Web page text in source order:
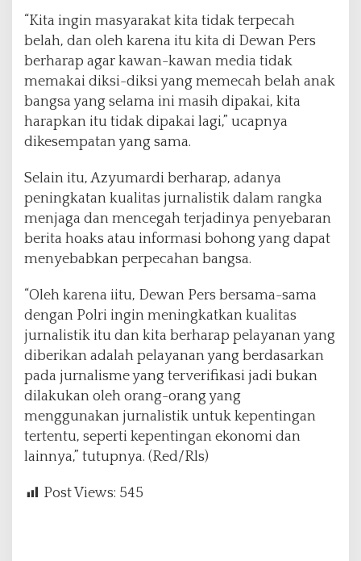
“Kita ingin masyarakat kita tidak terpecah
belah, dan oleh karena itu kita di Dewan Pers
berharap agar kawan-kawan media tidak
memakai diksi-diksi yang memecah belah anak
bangsa yang selama ini masih dipakai, kita
harapkan itu tidak dipakai lagi,” ucapnya
dikesempatan yang sama.
Selain itu, Azyumardi berharap, adanya
peningkatan kualitas jurnalistik dalam rangka
menjaga dan mencegah terjadinya penyebaran
berita hoaks atau informasi bohong yang dapat
menyebabkan perpecahan bangsa.
“Oleh karena iitu, Dewan Pers bersama-sama
dengan Polri ingin meningkatkan kualitas
jurnalistik itu dan kita berharap pelayanan yang
diberikan adalah pelayanan yang berdasarkan
pada jurnalisme yang terverifikasi jadi bukan
dilakukan oleh orang-orang yang
menggunakan jurnalistik untuk kepentingan
tertentu, seperti kepentingan ekonomi dan
lainnya,” tutupnya. (Red/Rls)
Post Views: 545